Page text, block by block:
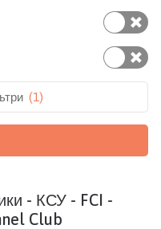
(1)
- КСУ - FCI -
Club